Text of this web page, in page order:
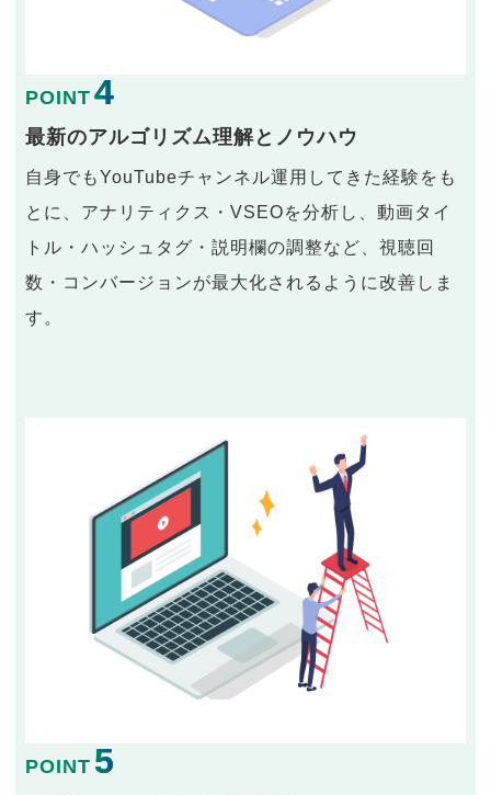
POINT 4
最新のアルゴリズム理解とノウハウ
自身でもYouTubeチャンネル運用してきた経験をも
とに、アナリティクス・VSEOを分析し、動画タイ
トル・ハッシュタグ・説明欄の調整など、視聴回
数・コンバージョンが最大化されるように改善しま
す。
POINT 5